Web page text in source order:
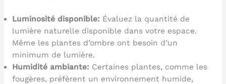
Luminosité disponible: Évaluez la quantité de
lumière naturelle disponible dans votre espace.
Même les plantes d’ombre ont besoin d’un
minimum de lumière.
Humidité ambiante: Certaines plantes, comme les
fougères, préfèrent un environnement humide,